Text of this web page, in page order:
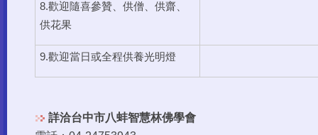
8.歡迎隨喜參贊、供僧、供齋、
供花果
9.歡迎當日或全程供養光明燈
詳洽台中市八蚌智慧林佛學會